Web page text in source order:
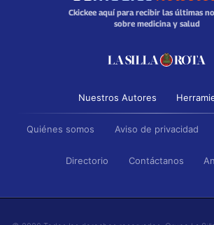
Ckickee aquí para recibir las últimas
sobre medicina y salud
Nuestros Autores
Quiénes somos Aviso de privacidad
Directorio Contáctanos